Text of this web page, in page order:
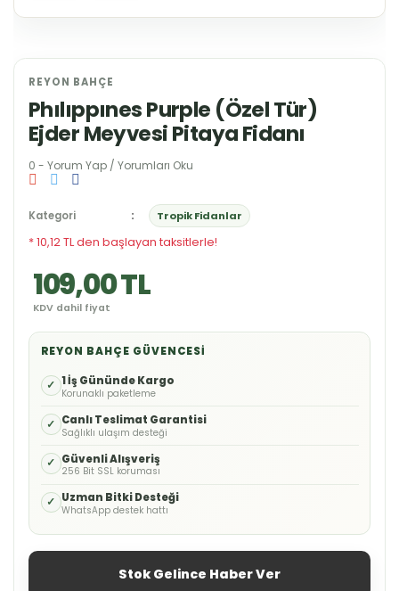
REYON BAHÇE
Phılıppınes Purple (Özel Tür)
Ejder Meyvesi Pitaya Fidanı
0 - Yorum Yap / Yorumları Oku
Kategori Tropik Fidanlar
* 10,12 TL den başlayan taksitlerle!
109,00 TL
KDV dahil fiyat
REYON BAHÇE GÜVENCESI
✓ 1 İş Gününde Kargo
Korunaklı paketleme
✓ Canlı Teslimat Garantisi
Sağlıklı ulaşım desteği
✓ Güvenli Alışveriş
256 Bit SSL koruması
✓ Uzman Bitki Desteği
WhatsApp destek hattı
Stok Gelince Haber Ver